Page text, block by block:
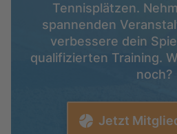
Tennisplätzen.
spannenden
verbessere dein
qualifizierten Training.
noch?
Jetzt